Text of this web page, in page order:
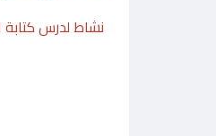
نشاط لدرس كتابة